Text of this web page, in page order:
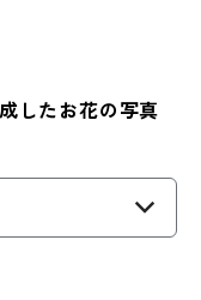
したお花の写真